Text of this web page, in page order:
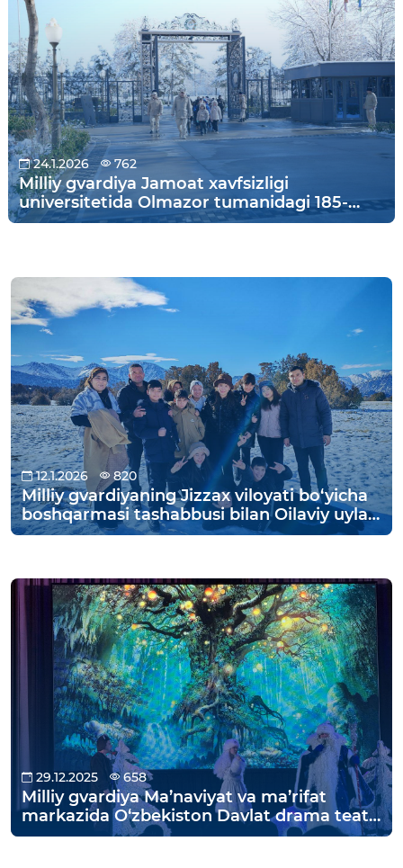
24.1.2026 762
Milliy gvardiya Jamoat xavfsizligi
universitetida Olmazor tumanidagi 185-
sonli maktab o‘quvchilari uchun Ma'naviy
12.1.2026 820
Milliy gvardiyaning Jizzax viloyati bo‘yicha
boshqarmasi tashabbusi bilan Oilaviy uylar
farzandlari uchun dam olish kunlarini
uyushtirildi.
29.12.2025 658
Milliy gvardiya Ma’naviyat va ma’rifat
markazida O‘zbekiston Davlat drama teatri
ijodkorlari tomonidan “Qorqizning yangi yil